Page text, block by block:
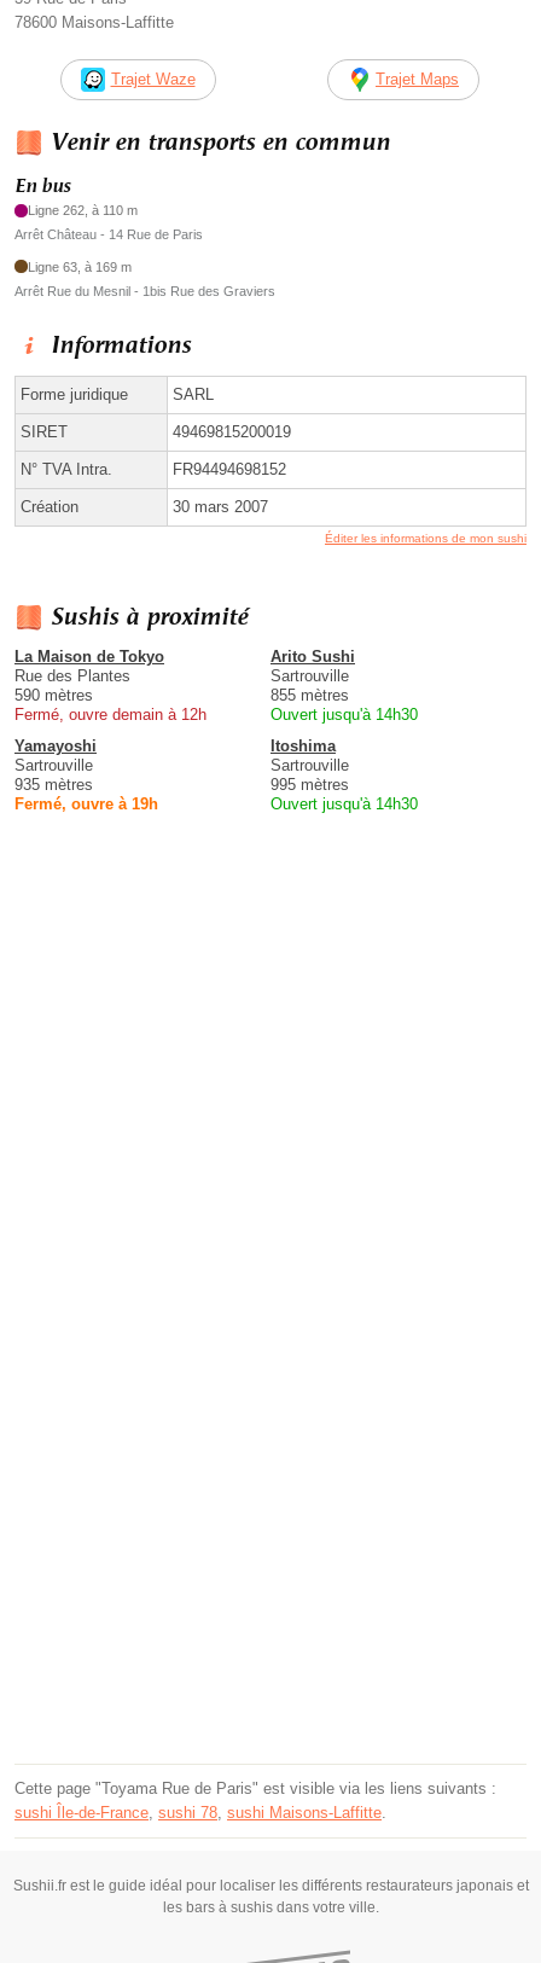
78600 Maisons-Laffitte
Trajet Waze Trajet Maps
Venir en transports en commun
En bus
Ligne 262, à 110 m
Arrêt Château - 14 Rue de Paris
Ligne 63, à 169 m
Arrêt Rue du Mesnil - 1bis Rue des Graviers
Informations
Forme juridique SARL
SIRET 49469815200019
N° TVA Intra. FR94494698152
Création 30 mars 2007
Éditer les informations de mon sushi
Sushis à proximité
La Maison de Tokyo
Rue des Plantes
590 mètres
Fermé, ouvre demain à 12h
Arito Sushi
Sartrouville
855 mètres
Ouvert jusqu'à 14h30
Yamayoshi
Sartrouville
935 mètres
Fermé, ouvre à 19h
Itoshima
Sartrouville
995 mètres
Ouvert jusqu'à 14h30
Cette page "Toyama Rue de Paris" est visible via les liens suivants :
sushi Île-de-France sushi 78 sushi Maisons-Laffitte
Sushii.fr est le guide idéal pour localiser les différents restaurateurs japonais et
les bars à sushis dans votre ville.